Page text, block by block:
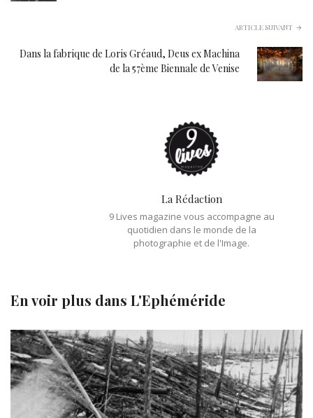
ARTICLE SUIVANT
Dans la fabrique de Loris Gréaud, Deus ex Machina
de la 57ème Biennale de Venise
La Rédaction
9 Lives magazine vous accompagne au
quotidien dans le monde de la
photographie et de l'Image.
En voir plus dans L'Ephéméride